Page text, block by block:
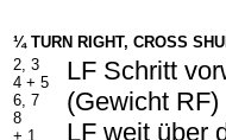
¼ TURN RIGHT, CROSS
2, 3
4 + 5
6, 7
8
+ 1
LF Schritt
(Gewicht RF)
LF weit über